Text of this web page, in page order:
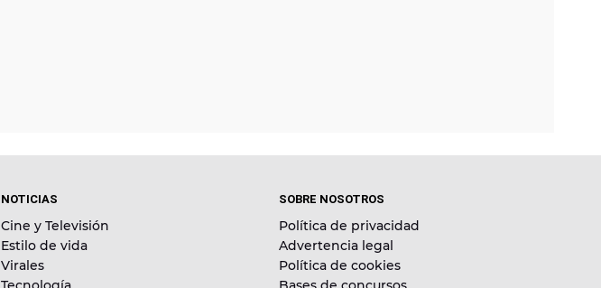
NOTICIAS
Cine y Televisión
Estilo de vida
Virales
SOBRE NOSOTROS
Política de privacidad
Advertencia legal
Política de cookies